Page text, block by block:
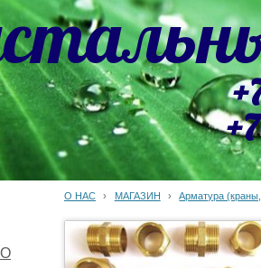
О НАС › МАГАЗИН › Арматура